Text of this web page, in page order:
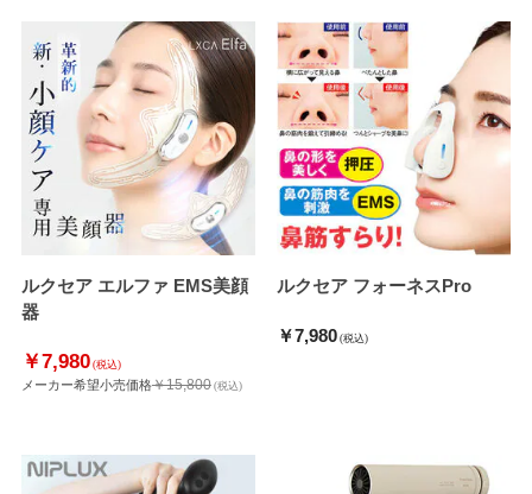
ルクセア エルファ EMS美顔
器
￥7,980 (税込)
メーカー希望小売価格￥15,800 (税込)
ルクセア フォーネスPro
￥7,980 (税込)